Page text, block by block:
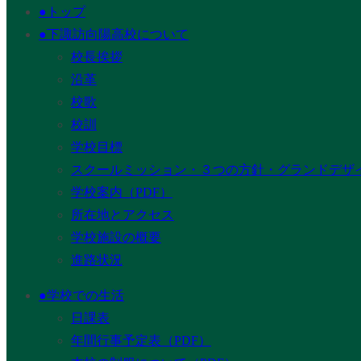
●トップ
●下諏訪向陽高校について
校長挨拶
沿革
校歌
校訓
学校目標
スクールミッション・３つの方針・グランドデザ
学校案内（PDF）
所在地とアクセス
学校施設の概要
進路状況
●学校での生活
日課表
年間行事予定表（PDF）